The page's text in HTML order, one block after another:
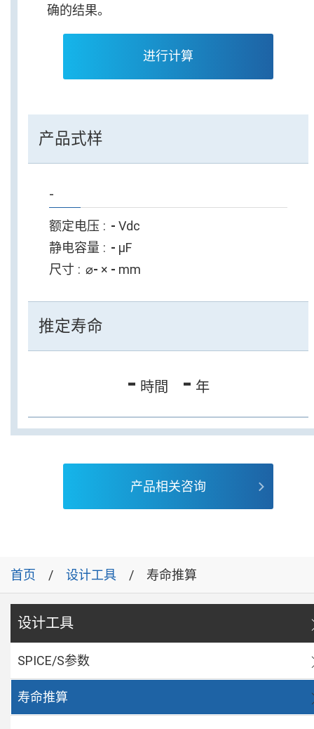
确的结果。
进行计算
产品式样
-
额定电压 - Vdc
静电容量
- µF
尺寸
⌀- × - mm
推定寿命
- 時間 - 年
产品相关咨询
首页 设计工具 寿命推算
设计工具
SPICE/S参数
寿命推算